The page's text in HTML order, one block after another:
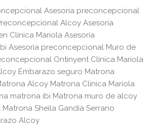
Asesoría preconcepcional
Alcoy Asesoría
Clínica Mariola Asesoría
Asesoría preconcepcional Muro de
Ontinyent Clínica Mariola
Embarazo seguro Matrona
Alcoy Matrona Clínica Mariola
matrona ibi Matrona muro de alcoy
Matrona Sheila Gandía Serrano
Alcoy